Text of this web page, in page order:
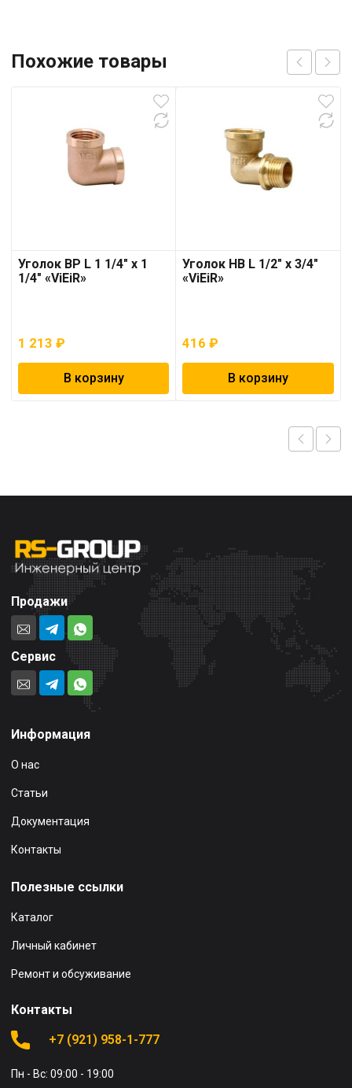
Похожие товары
Уголок ВР L 1 1/4″ х 1
1/4″ «ViEiR»
1 213 ₽
В корзину
Уголок НВ L 1/2″ х 3/4″
«ViEiR»
416₽
В корзину
Продажи
Сервис
Информация
О нас
Статьи
Документация
Контакты
Полезные ссылки
Каталог
Личный кабинет
Ремонт и обсуживание
Контакты
+7 (921) 958-1-777
Пн - Вс: 09:00 - 19:00